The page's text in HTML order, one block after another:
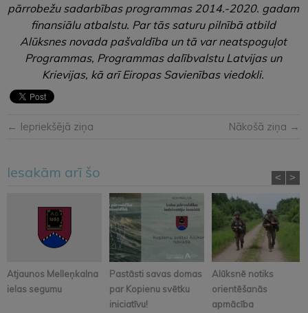
pārrobežu sadarbības programmas 2014.-2020. gadam
finansiālu atbalstu. Par tās saturu pilnībā atbild
Alūksnes novada pašvaldība un tā var neatspoguļot
Programmas, Programmas dalībvalstu Latvijas un
Krievijas, kā arī Eiropas Savienības viedokli.
← Iepriekšējā ziņa Nākošā ziņa →
Iesakām arī šo
Atjaunos Melleņkalna
ielas segumu
Pastāsti savas domas
par Kopienu svētku
iniciatīvu!
Alūksnē notiks
orientēšanās
apmācība
< >